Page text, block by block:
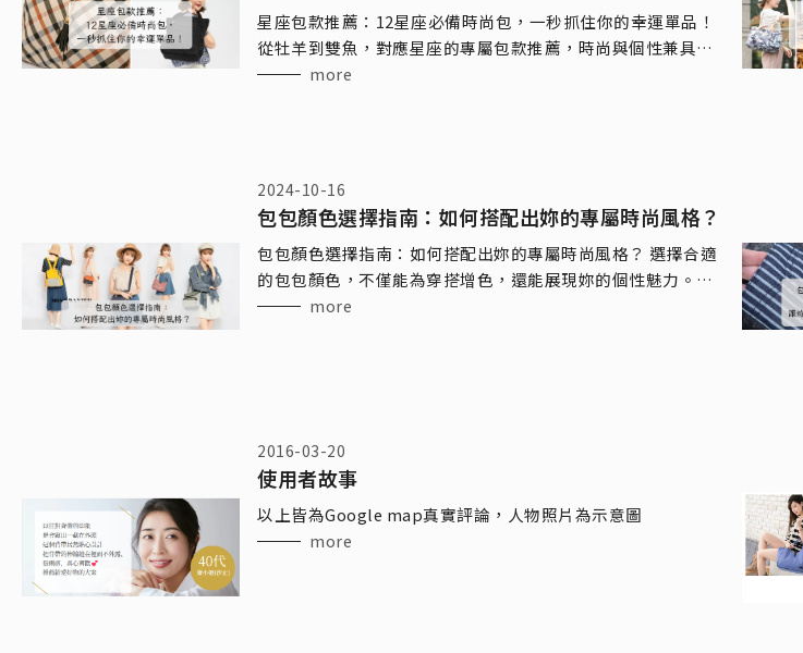
星座包款推薦：12星座必備時尚包，一秒抓住你的幸運單品！
從牡羊到雙魚，對應星座的專屬包款推薦，時尚與個性兼具，
讓你輕鬆穿搭最適合的命定包！ 每個星座都有自己獨特的性格
more
2024-10-16
包包顏色選擇指南：如何搭配出妳的專屬時尚風格？
包包顏色選擇指南：如何搭配出妳的專屬時尚風格？ 選擇合適
的包包顏色，不僅能為穿搭增色，還能展現妳的個性魅力。無
論是經典黑、輕盈白，還是搶眼亮色，讓妳的造型每天都精彩
more
2016-03-20
使用者故事
以上皆為Google map真實評論，人物照片為示意圖
more